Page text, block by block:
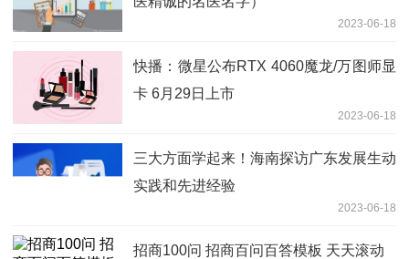
2023-06-18
快播：微星公布RTX 4060魔龙/万图师显
卡 6月29日上市
2023-06-18
三大方面学起来！海南探访广东发展生动
实践和先进经验
2023-06-18
招商100问 招商百问百答模板 天天滚动